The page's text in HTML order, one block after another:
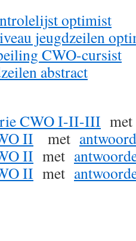
optimist
jeugdzeilen
CWO-cursist
abstract
CWO I-II-III
II met
II met
II met